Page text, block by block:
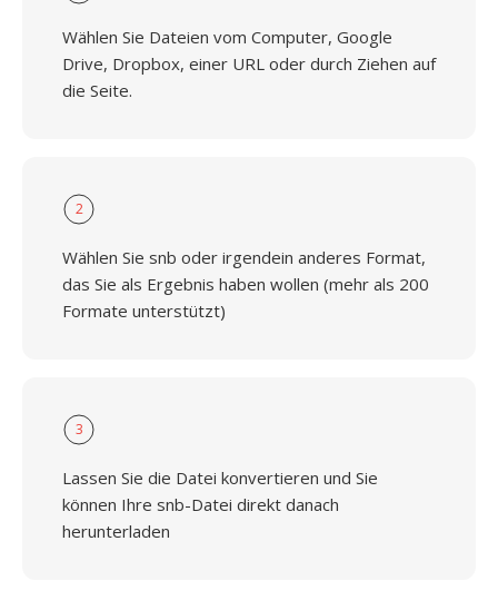
Wählen Sie Dateien vom Computer, Google
Drive, Dropbox, einer URL oder durch Ziehen auf
die Seite.
2
Wählen Sie snb oder irgendein anderes Format,
das Sie als Ergebnis haben wollen (mehr als 200
Formate unterstützt)
3
Lassen Sie die Datei konvertieren und Sie
können Ihre snb-Datei direkt danach
herunterladen